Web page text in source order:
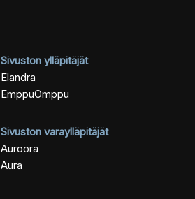
Sivuston ylläpitäjät
Elandra
EmppuOmppu
Sivuston varaylläpitäjät
Auroora
Aura